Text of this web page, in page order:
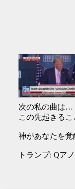
次の私の曲は…
この先起きる
神があなたを
トランプ: Qア